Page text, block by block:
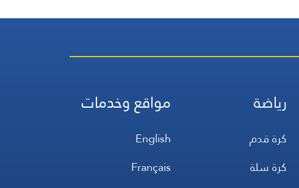
رياضة
كرة قدم
كرة سلة
مواقع وخدمات
English
Français